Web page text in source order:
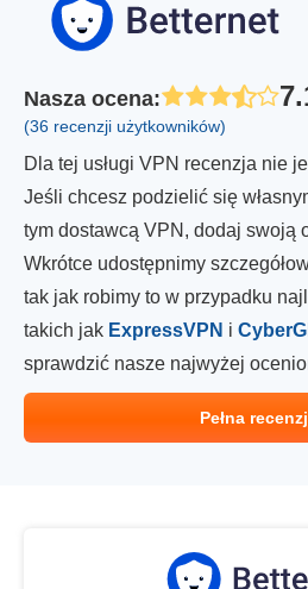
Nasza ocena:
(36 recenzji użytkowników)
Dla tej usługi VPN recenzja nie
Jeśli chcesz podzielić się
tym dostawcą VPN, dodaj swoją
Wkrótce udostępnimy
tak jak robimy to w przypadku
takich jak ExpressVPN i
sprawdzić nasze najwyżej
Pełna